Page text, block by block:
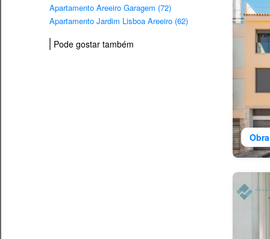
Apartamento Areeiro Garagem (72)
Apartamento Jardim Lisboa Areeiro (62)
Pode gostar também